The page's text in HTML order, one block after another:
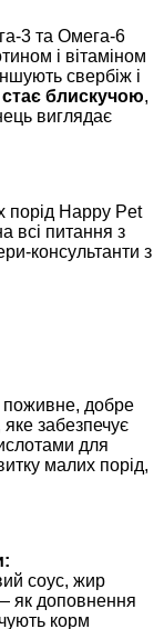
3 та Омега-6
і вітаміном
свербіж і
блискучою,
виглядає
порід Happy Pet
всі питання з
консультанти з
поживне, добре
забезпечує
для
малих порід,
соус, жир
як доповнення
корм